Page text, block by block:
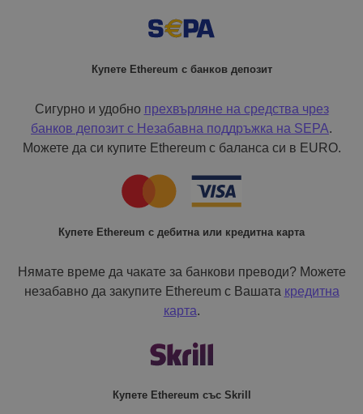
Купете Ethereum с банков депозит
Сигурно и удобно прехвърляне на средства чрез
банков депозит с Незабавна поддръжка на SEPA.
Можете да си купите Ethereum с баланса си в EURO.
Купете Ethereum с дебитна или кредитна карта
Нямате време да чакате за банкови преводи? Можете
незабавно да закупите Ethereum с Вашата кредитна
карта.
Купете Ethereum със Skrill